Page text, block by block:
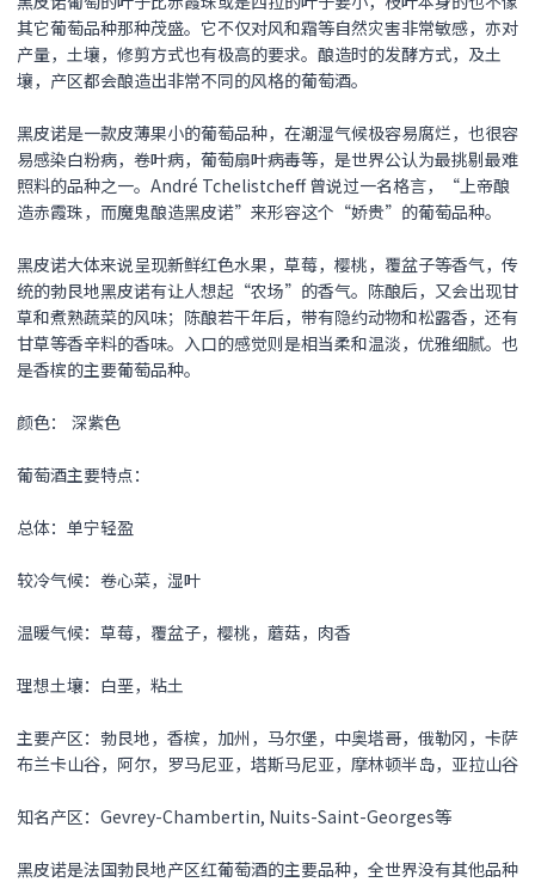
其它葡萄品种那种茂盛。它不仅对风和霜等自然灾害非常敏感，亦对
产量，土壤，修剪方式也有极高的要求。酿造时的发酵方式，及土
壤，产区都会酿造出非常不同的风格的葡萄酒。
黑皮诺是一款皮薄果小的葡萄品种，在潮湿气候极容易腐烂，也很容
易感染白粉病，卷叶病，葡萄扇叶病毒等，是世界公认为最挑剔最难
照料的品种之一。André Tchelistcheff 曾说过一名格言，“上帝酿
造赤霞珠，而魔鬼酿造黑皮诺”来形容这个“娇贵”的葡萄品种。
黑皮诺大体来说呈现新鲜红色水果，草莓，樱桃，覆盆子等香气，传
统的勃艮地黑皮诺有让人想起“农场”的香气。陈酿后，又会出现甘
草和煮熟蔬菜的风味；陈酿若干年后，带有隐约动物和松露香，还有
甘草等香辛料的香味。入口的感觉则是相当柔和温淡，优雅细腻。也
是香槟的主要葡萄品种。
颜色： 深紫色
葡萄酒主要特点：
总体：单宁轻盈
较冷气候：卷心菜，湿叶
温暖气候：草莓，覆盆子，樱桃，蘑菇，肉香
理想土壤：白垩，粘土
主要产区：勃艮地，香槟，加州，马尔堡，中奥塔哥，俄勒冈，卡萨
布兰卡山谷，阿尔，罗马尼亚，塔斯马尼亚，摩林顿半岛，亚拉山谷
知名产区：Gevrey-Chambertin, Nuits-Saint-Georges等
黑皮诺是法国勃艮地产区红葡萄酒的主要品种，全世界没有其他品种